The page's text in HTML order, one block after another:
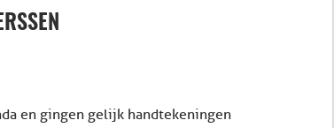
en gingen gelijk handtekeningen